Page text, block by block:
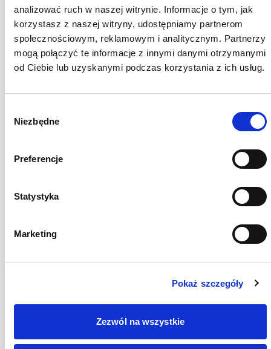
analizować ruch w naszej witrynie. Informacje o tym, jak
korzystasz z naszej witryny, udostępniamy partnerom
społecznościowym, reklamowym i analitycznym. Partnerzy
mogą połączyć te informacje z innymi danymi otrzymanymi
od Ciebie lub uzyskanymi podczas korzystania z ich usług.
zgody
Niezbędne
Preferencje
Statystyka
Marketing
Pokaż szczegóły
Zezwól na wszystkie
obowiązku dezynfekcji obiektów udostępnianych
klientom w ramach realizacji usługi.
Obiekt udostępnił dozowniki z płynem do dezynfekcji
są one dostępne dla klientów w obszarze wejścia oraz
w szczególnych przypadkach udostępni środki do
poprawnego użytkowania.
Obiekt zaleca się w miarę możliwości korzystanie
klientów z własnych pomocy naukowych i przyborów
osobistych.
możliwe, dezynfekcje węzłów sanitarnych, holu, toalet
klientów, którzy w rażący sposób naruszają zasady
bezpieczeństwa, po uprzednim upomnieniu go przez
Obiekt udostępnia klientom możliwość deklaracji ich